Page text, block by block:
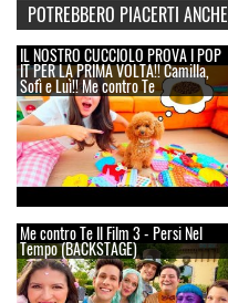
POTREBBERO PIACERTI ANCHE
IL NOSTRO CUCCIOLO PROVA I POP
IT PER LA PRIMA VOLTA!! Camilla,
Sofì e Luì!! Me contro Te
Me contro Te Il Film 3 - Persi Nel
Tempo (BACKSTAGE)